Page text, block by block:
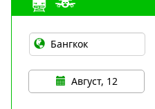
Август, 12